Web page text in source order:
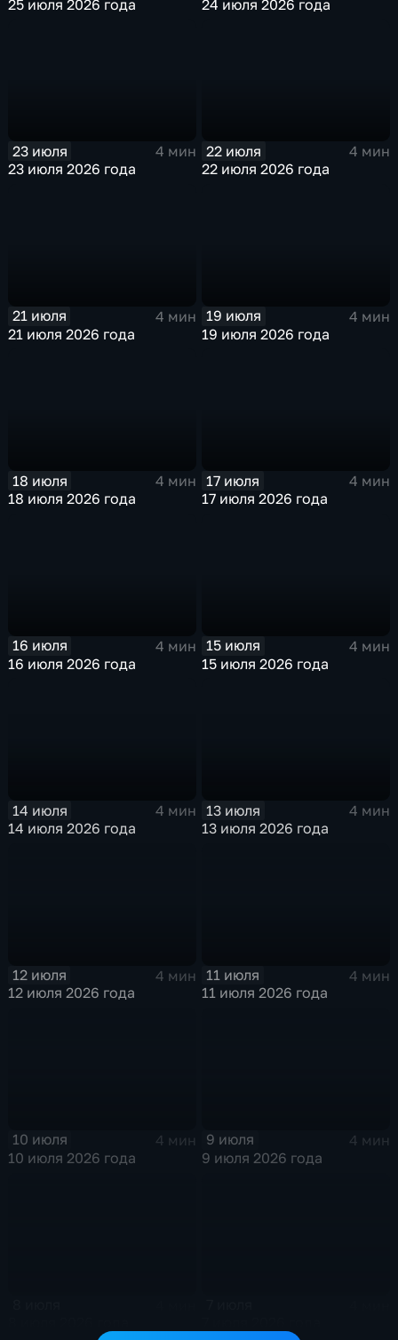
25 июля 2026 года 24 июля 2026 года
23 июля
4 мин
23 июля 2026 года
22 июля
4 мин
22 июля 2026 года
21 июля
4 мин
21 июля 2026 года
19 июля
4 мин
19 июля 2026 года
18 июля
4 мин
18 июля 2026 года
17 июля
4 мин
17 июля 2026 года
16 июля
4 мин
16 июля 2026 года
15 июля
4 мин
15 июля 2026 года
14 июля
4 мин
14 июля 2026 года
13 июля
4 мин
13 июля 2026 года
12 июля
4 мин
12 июля 2026 года
11 июля
4 мин
11 июля 2026 года
10 июля
4 мин
10 июля 2026 года
9 июля
4 мин
9 июля 2026 года